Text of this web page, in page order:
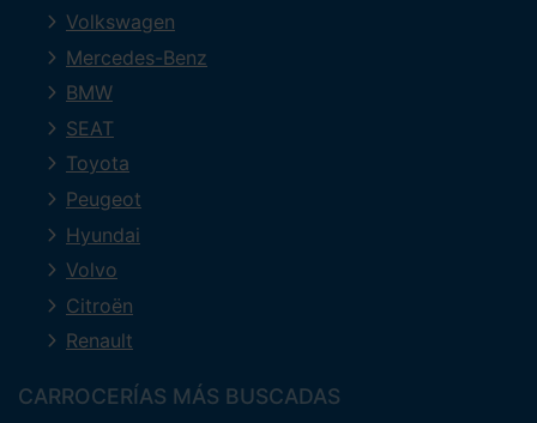
Volkswagen
Mercedes-Benz
BMW
SEAT
Toyota
Peugeot
Hyundai
Volvo
Citroën
Renault
CARROCERÍAS MÁS BUSCADAS